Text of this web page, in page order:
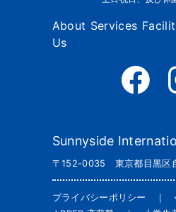
About
Us
Services
Sunnyside
〒152-0035 東京都目黒区
プライバシーポリシー ｜